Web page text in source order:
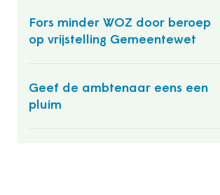
Fors minder WOZ door beroep
op vrijstelling Gemeentewet
Geef de ambtenaar eens een
pluim